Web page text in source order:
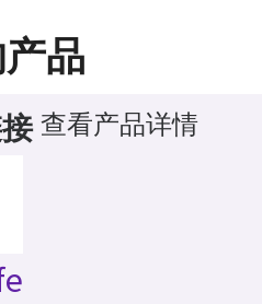
品
查看产品详情